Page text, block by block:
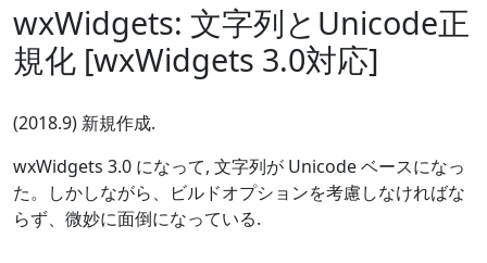
wxWidgets: 文字列とUnicode正
規化 [wxWidgets 3.0対応]
(2018.9) 新規作成.
wxWidgets 3.0 になって, 文字列が Unicode ベースになっ
た。しかしながら、ビルドオプションを考慮しなければな
らず、微妙に面倒になっている.